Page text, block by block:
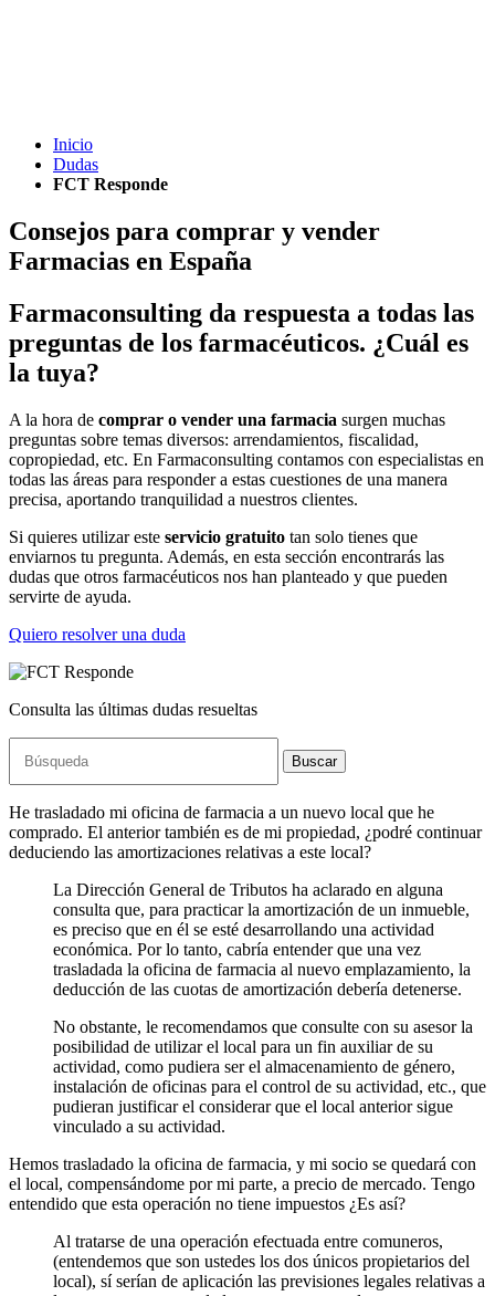
Inicio
Dudas
FCT Responde
Consejos para comprar y vender
Farmacias en España
Farmaconsulting da respuesta a todas las
preguntas de los farmacéuticos. ¿Cuál es
la tuya?
A la hora de comprar o vender una farmacia surgen muchas
preguntas sobre temas diversos: arrendamientos, fiscalidad,
copropiedad, etc. En Farmaconsulting contamos con especialistas en
todas las áreas para responder a estas cuestiones de una manera
precisa, aportando tranquilidad a nuestros clientes.
Si quieres utilizar este servicio gratuito tan solo tienes que
enviarnos tu pregunta. Además, en esta sección encontrarás las
dudas que otros farmacéuticos nos han planteado y que pueden
servirte de ayuda.
Quiero resolver una duda
Consulta las últimas dudas resueltas
He trasladado mi oficina de farmacia a un nuevo local que he
comprado. El anterior también es de mi propiedad, ¿podré continuar
deduciendo las amortizaciones relativas a este local?
La Dirección General de Tributos ha aclarado en alguna
consulta que, para practicar la amortización de un inmueble,
es preciso que en él se esté desarrollando una actividad
económica. Por lo tanto, cabría entender que una vez
trasladada la oficina de farmacia al nuevo emplazamiento, la
deducción de las cuotas de amortización debería detenerse.
No obstante, le recomendamos que consulte con su asesor la
posibilidad de utilizar el local para un fin auxiliar de su
actividad, como pudiera ser el almacenamiento de género,
instalación de oficinas para el control de su actividad, etc., que
pudieran justificar el considerar que el local anterior sigue
vinculado a su actividad.
Hemos trasladado la oficina de farmacia, y mi socio se quedará con
el local, compensándome por mi parte, a precio de mercado. Tengo
entendido que esta operación no tiene impuestos ¿Es así?
Al tratarse de una operación efectuada entre comuneros,
(entendemos que son ustedes los dos únicos propietarios del
local), sí serían de aplicación las previsiones legales relativas a